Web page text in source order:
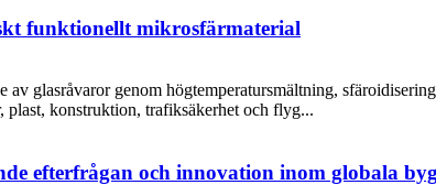
funktionellt mikrosfärmaterial
glasråvaror genom högtemperatursmältning,
konstruktion, trafiksäkerhet och flyg...
efterfrågan och innovation inom globala